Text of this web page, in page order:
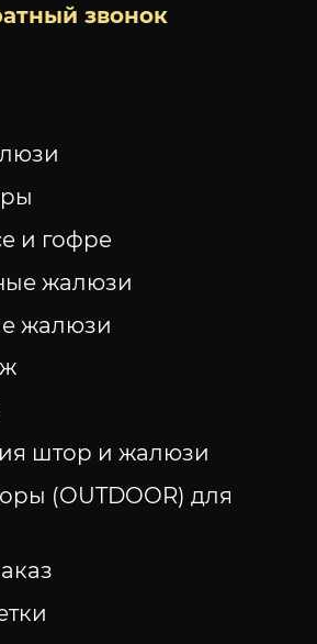
звонок
и гофре
жалюзи
жалюзи
штор и жалюзи
(OUTDOOR) для